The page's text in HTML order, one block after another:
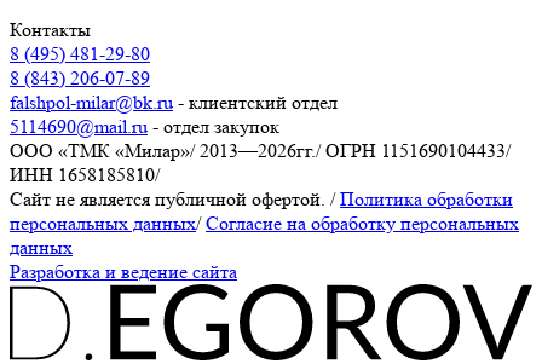
Контакты
8 (495) 481-29-80
8 (843) 206-07-89
falshpol-milar@bk.ru - клиентский отдел
5114690@mail.ru - отдел закупок
ООО «ТМК «Милар»/ 2013—2026гг./ОГРН 1151690104433/
ИНН 1658185810/
Сайт не является публичной офертой. / Политика обработки
персональных данных/ Согласие на обработку персональных
данных
Разработка и ведение сайта